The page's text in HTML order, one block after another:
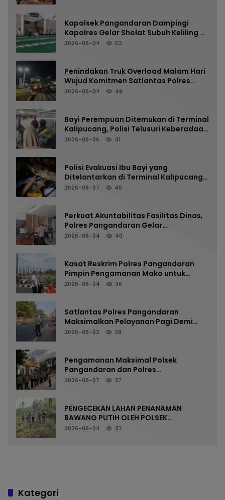
Kapolsek Pangandaran Dampingi
Kapolres Gelar Sholat Subuh Keliling di
Masjid Jami Al-Furqon, Pererat
2026-08-04 53
Penindakan Truk Overload Malam Hari
Wujud Komitmen Satlantas Polres
Pangandaran Menjaga Keselamatan
2026-08-04 49
Bayi Perempuan Ditemukan di Terminal
Kalipucang, Polisi Telusuri Keberadaan
Orang Tua
2026-08-06 41
Polisi Evakuasi Ibu Bayi yang
Ditelantarkan di Terminal Kalipucang
dari Dalam Goa
2026-08-07 40
Perkuat Akuntabilitas Fasilitas Dinas,
Polres Pangandaran Gelar
Pemeriksaan Senpi Berkala
2026-08-04 40
Kasat Reskrim Polres Pangandaran
Pimpin Pengamanan Mako untuk
Perkuat Kesiapsiagaan Personel
2026-08-04 38
Satlantas Polres Pangandaran
Maksimalkan Pelayanan Pagi Demi
Kelancaran Arus Kendaraan
2026-08-03 38
Pengamanan Maksimal Polsek
Pangandaran dan Polres
Pangandaran, Nobar Final Piala
2026-08-07 37
PENGECEKAN LAHAN PENANAMAN
BAWANG PUTIH OLEH POLSEK
LANGKAPLANCAR DUKUNG PROGRAM
2026-08-04 37
Kategori